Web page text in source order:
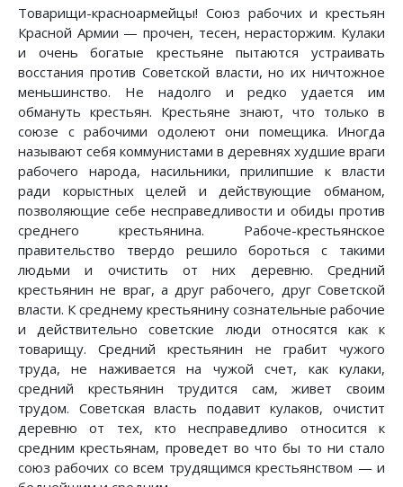
Товарищи-красноармейцы! Союз рабочих и крестьян
Красной Армии — прочен, тесен, нерасторжим. Кулаки
и очень богатые крестьяне пытаются устраивать
восстания против Советской власти, но их ничтожное
меньшинство. Не надолго и редко удается им
обмануть крестьян. Крестьяне знают, что только в
союзе с рабочими одолеют они помещика. Иногда
называют себя коммунистами в деревнях худшие враги
рабочего народа, насильники, прилипшие к власти
ради корыстных целей и действующие обманом,
позволяющие себе несправедливости и обиды против
среднего крестьянина. Рабоче-крестьянское
правительство твердо решило бороться с такими
людьми и очистить от них деревню. Средний
крестьянин не враг, а друг рабочего, друг Советской
власти. К среднему крестьянину сознательные рабочие
и действительно советские люди относятся как к
товарищу. Средний крестьянин не грабит чужого
труда, не наживается на чужой счет, как кулаки,
средний крестьянин трудится сам, живет своим
трудом. Советская власть подавит кулаков, очистит
деревню от тех, кто несправедливо относится к
средним крестьянам, проведет во что бы то ни стало
союз рабочих со всем трудящимся крестьянством — и